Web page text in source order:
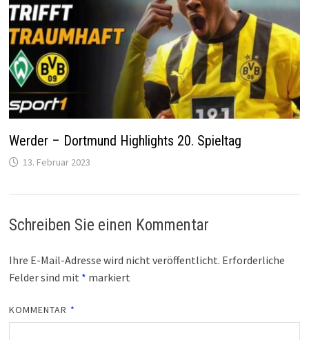
Werder – Dortmund Highlights 20. Spieltag
13. Februar 2023
Schreiben Sie einen Kommentar
Ihre E-Mail-Adresse wird nicht veröffentlicht. Erforderliche
Felder sind mit * markiert
KOMMENTAR *